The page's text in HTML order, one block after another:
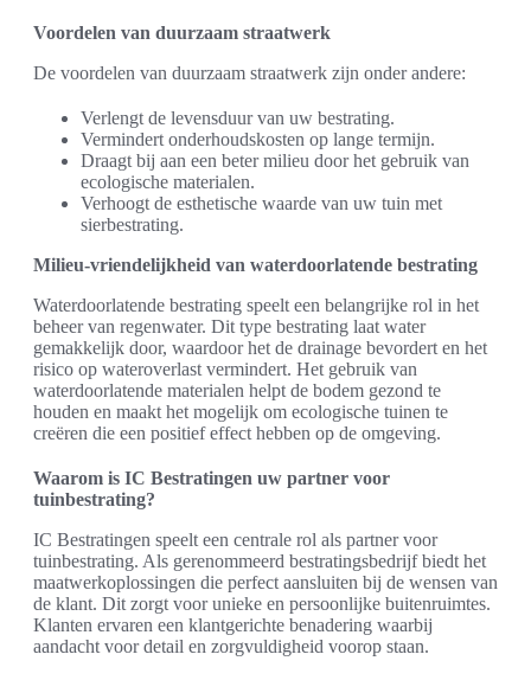
Voordelen van duurzaam straatwerk
De voordelen van duurzaam straatwerk zijn onder andere:
Verlengt de levensduur van uw bestrating.
Vermindert onderhoudskosten op lange termijn.
Draagt bij aan een beter milieu door het gebruik van
ecologische materialen.
Verhoogt de esthetische waarde van uw tuin met
sierbestrating.
Milieu-vriendelijkheid van waterdoorlatende bestrating
Waterdoorlatende bestrating speelt een belangrijke rol in het
beheer van regenwater. Dit type bestrating laat water
gemakkelijk door, waardoor het de drainage bevordert en het
risico op wateroverlast vermindert. Het gebruik van
waterdoorlatende materialen helpt de bodem gezond te
houden en maakt het mogelijk om ecologische tuinen te
creëren die een positief effect hebben op de omgeving.
Waarom is IC Bestratingen uw partner voor
tuinbestrating?
IC Bestratingen speelt een centrale rol als partner voor
tuinbestrating. Als gerenommeerd bestratingsbedrijf biedt het
maatwerkoplossingen die perfect aansluiten bij de wensen van
de klant. Dit zorgt voor unieke en persoonlijke buitenruimtes.
Klanten ervaren een klantgerichte benadering waarbij
aandacht voor detail en zorgvuldigheid voorop staan.